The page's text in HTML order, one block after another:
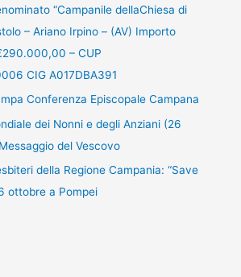
“Campanile dellaChiesa di
– Ariano Irpino – (AV) Importo
– CUP
CIG A017DBA391
Conferenza Episcopale Campana
dei Nonni e degli Anziani (26
del Vescovo
della Regione Campania: “Save
ottobre a Pompei